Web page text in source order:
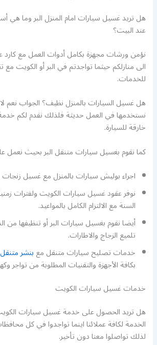
هل تريد غسيل سيارات امام المنزل البر وما هي
عند البيت؟
نؤمن ورشات مجهزة بكامل أدوات العمل مع كارد
الى منازلكم حيثما تواجدتم في البر أو الكويت
للخدمات.
هل غسيل السيارات بالمنزل نظيف؟ الجواب نعم
نستخدمها في العمل حديثة فلذلك نقدم لكم
خارقة للسيارة.
كما نقوم بغسيل سيارات متنقل البر بحيث نعمل
اجراء بوليش سيارات بالمنزل مع غسيل
نوفر عقود غسيل سيارات الكويت ولفترات
السنة مع الالتزام الكامل بالمواعيد.
أيضا نقوم بغسيل سيارات البر أو تنظيفها من
تلميع الزجاج والاطارات.
خدمات تصليح سيارات متنقل معبنشر متنقل
بكافة الأجهزة والتقنيات المطلوبة من تواجر
خدمات غسيل سيارات الكويت
هل تريد الحصول على خدمة غسيل سيارات
الخدمة لكافة عملائنا اينما تواجدوا في كل
لذلك تواصلوا معنا دون تأخير.